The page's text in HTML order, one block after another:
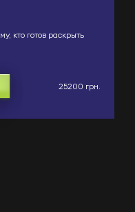
кто готов раскрыть
25200 грн.